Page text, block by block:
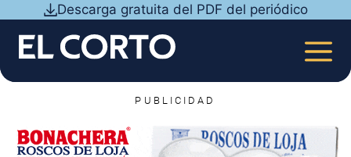
contenido
Descarga gratuita del PDF del periódico
PUBLICIDAD